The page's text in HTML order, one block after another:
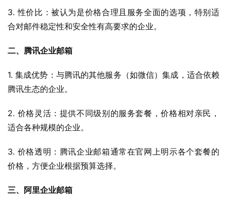
3. 性价比：被认为是价格合理且服务全面的选项，特别适
合对邮件稳定性和安全性有高要求的企业。
二、腾讯企业邮箱
1. 集成优势：与腾讯的其他服务（如微信）集成，适合依赖
腾讯生态的企业。
2. 价格灵活：提供不同级别的服务套餐，价格相对亲民，
适合各种规模的企业。
3. 价格透明：腾讯企业邮箱通常在官网上明示各个套餐的
价格，方便企业根据预算选择。
三、阿里企业邮箱